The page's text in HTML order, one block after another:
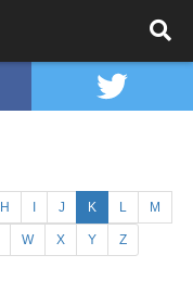
H J K L M
W X Y Z